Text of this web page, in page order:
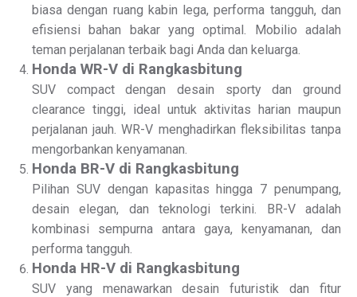
biasa dengan ruang kabin lega, performa tangguh, dan
efisiensi bahan bakar yang optimal. Mobilio adalah
teman perjalanan terbaik bagi Anda dan keluarga.
Honda WR-V di Rangkasbitung
SUV compact dengan desain sporty dan ground
clearance tinggi, ideal untuk aktivitas harian maupun
perjalanan jauh. WR-V menghadirkan fleksibilitas tanpa
mengorbankan kenyamanan.
Honda BR-V di Rangkasbitung
Pilihan SUV dengan kapasitas hingga 7 penumpang,
desain elegan, dan teknologi terkini. BR-V adalah
kombinasi sempurna antara gaya, kenyamanan, dan
performa tangguh.
Honda HR-V di Rangkasbitung
SUV yang menawarkan desain futuristik dan fitur